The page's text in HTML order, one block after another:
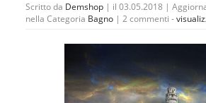
Scritto da Demshop | il 03.05.2018 |
nella Categoria Bagno | 2 commenti -